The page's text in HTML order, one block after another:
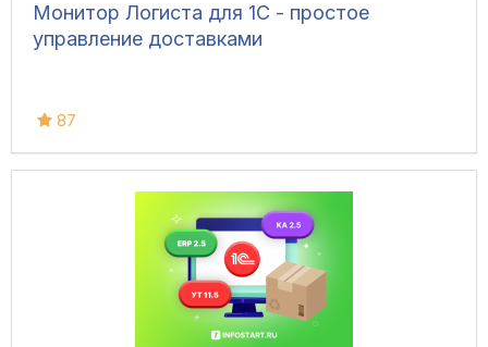
Монитор Логиста для 1С - простое
управление доставками
87